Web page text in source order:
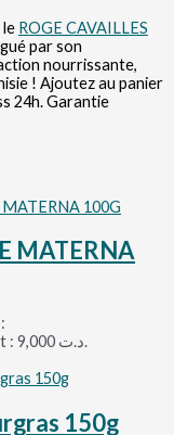
ROGE CAVAILLES
par son
nourrissante,
! Ajoutez au panier
24h. Garantie
MATERNA
Le prix actuel est : د.ت 9,000.
150g